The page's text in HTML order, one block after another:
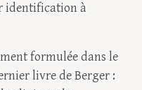
identification à
formulée dans le
livre de Berger :